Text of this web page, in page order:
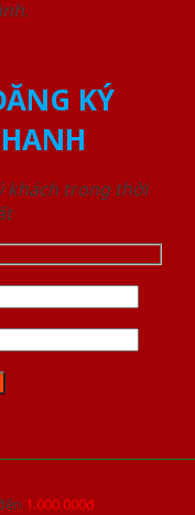
KÝ
khách trong thời
1.000.000đ